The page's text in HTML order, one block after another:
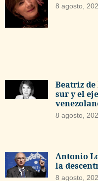
8 agosto,
Beatriz
sur y el
8 agosto,
Antonio
la
8 agosto,